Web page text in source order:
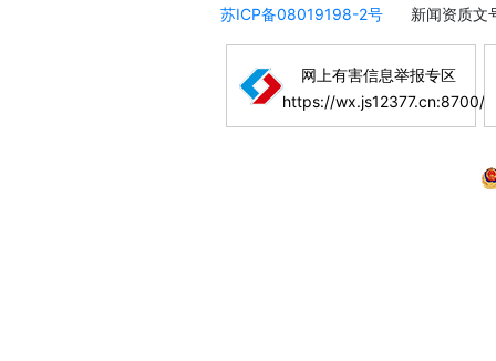
苏ICP备08019198-2号
新闻资质
网上有害信息举报专区
https://wx.js12377.cn:8700/